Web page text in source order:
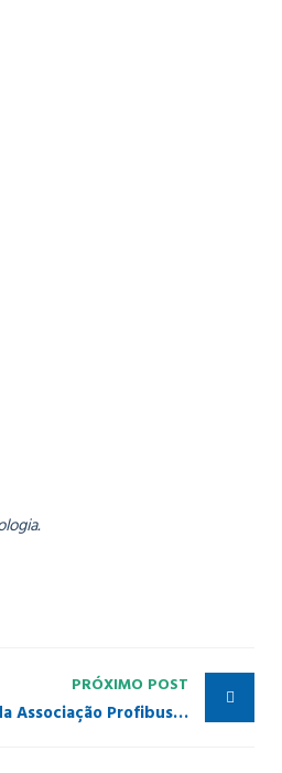
PRÓXIMO POST
João Godoy inaugura o quadro de membros individuais da Associação Profibus Brasil